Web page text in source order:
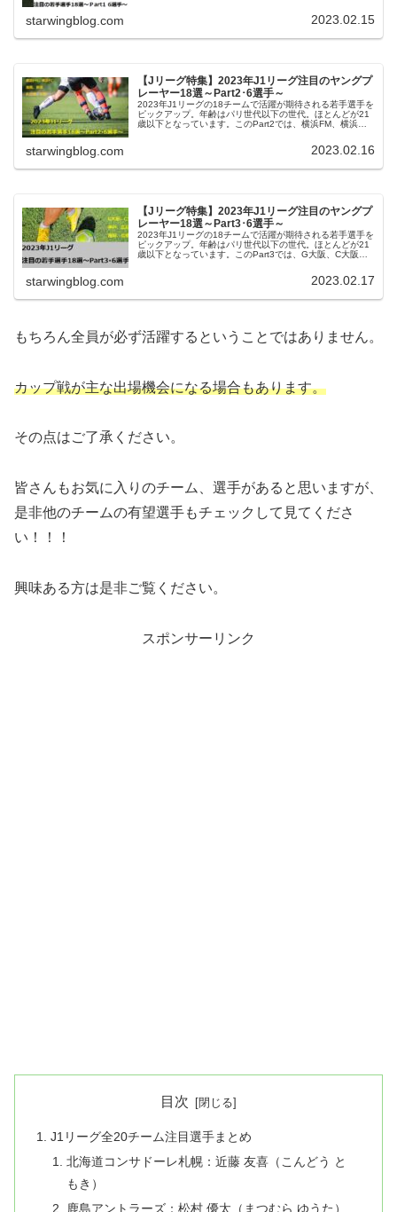
starwingblog.com 2023.02.15
【Jリーグ特集】2023年J1リーグ注目のヤングプ
レーヤー18選～Part2･6選手～
2023年J1リーグの18チームで活躍が期待される若手選手を
ピックアップ。年齢はパリ世代以下の世代。ほとんどが21
歳以下となっています。このPart2では、横浜FM、横浜
starwingblog.com 2023.02.16
【Jリーグ特集】2023年J1リーグ注目のヤングプ
レーヤー18選～Part3･6選手～
2023年J1リーグの18チームで活躍が期待される若手選手を
ピックアップ。年齢はパリ世代以下の世代。ほとんどが21
歳以下となっています。このPart3では、G大阪、C大阪、
starwingblog.com 2023.02.17
もちろん全員が必ず活躍するということではありません。
カップ戦が主な出場機会になる場合もあります。
その点はご了承ください。
皆さんもお気に入りのチーム、選手があると思いますが、
是非他のチームの有望選手もチェックして見てくださ
い！！！
興味ある方は是非ご覧ください。
スポンサーリンク
目次
J1リーグ全20チーム注目選手まとめ
北海道コンサドーレ札幌：近藤 友喜（こんどう と
もき）
鹿島アントラーズ：松村 優太（まつむら ゆうた）